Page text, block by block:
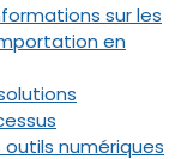
sur les
en
numériques